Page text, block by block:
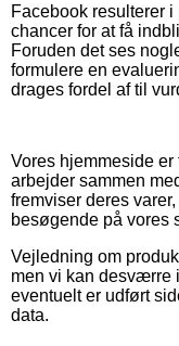
Facebook resulterer
chancer for at få
Foruden det ses
formulere en
drages fordel af til
Vores hjemmeside
arbejder sammen
fremviser deres
besøgende på vores
Vejledning om
men vi kan desværre
eventuelt er udført
data.